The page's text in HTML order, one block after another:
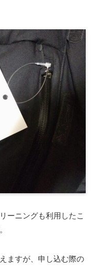
ーニングも利用したこ
ますが、申し込む際の